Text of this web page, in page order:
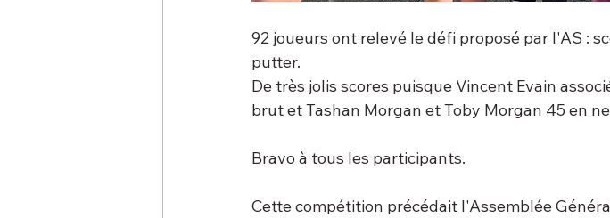
92 joueurs ont relevé le défi proposé par l'AS :
putter.
De très jolis scores puisque Vincent Evain
brut et Tashan Morgan et Toby Morgan 45 en
Bravo à tous les participants.
Cette compétition précédait l'Assemblée